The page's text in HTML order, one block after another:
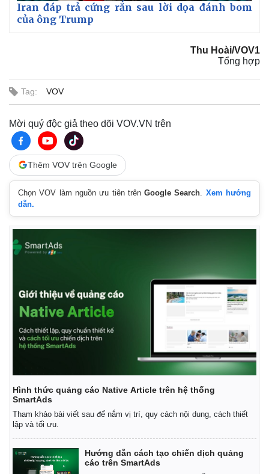
Kinh tế
Bất động sản
Khởi nghiệp
Chứng khoán
Iran đáp trả cứng rắn sau lời dọa đánh bom
của ông Trump
Thu Hoài/VOV1
Tổng hợp
Tag: VOV
Mời quý độc giả theo dõi VOV.VN trên
Thêm VOV trên Google
Chọn VOV làm nguồn ưu tiên trênGoogle Search
Xem hướng
dẫn.
Hình thức quảng cáo Native Article trên hệ thống
SmartAds
Tham khảo bài viết sau để nắm vị trí, quy cách nội dung, cách thiết
lập và tối ưu.
Hướng dẫn cách tạo chiến dịch quảng
cáo trên SmartAds